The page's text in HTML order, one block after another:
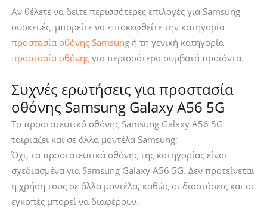
Αν θέλετε να δείτε περισσότερες επιλογές για Samsung
συσκευές, μπορείτε να επισκεφθείτε την κατηγορία
προστασία οθόνης Samsungή τη γενική κατηγορία
προστασία οθόνηςγια περισσότερα συμβατά προϊόντα.
Συχνές ερωτήσεις για προστασία
οθόνης Samsung Galaxy A56 5G
Το προστατευτικό οθόνης Samsung Galaxy A56 5G
ταιριάζει και σε άλλα μοντέλα Samsung;
Όχι, τα προστατευτικά οθόνης της κατηγορίας είναι
σχεδιασμένα για Samsung Galaxy A56 5G. Δεν προτείνεται
η χρήση τους σε άλλα μοντέλα, καθώς οι διαστάσεις και οι
εγκοπές μπορεί να διαφέρουν.